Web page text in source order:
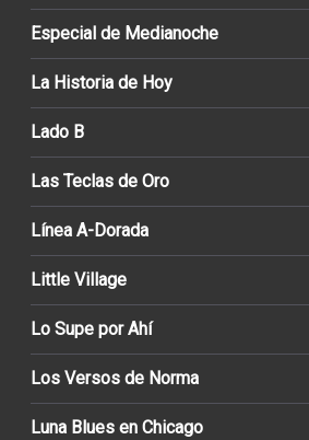
Especial de Medianoche
La Historia de Hoy
Lado B
Las Teclas de Oro
Línea A-Dorada
Little Village
Lo Supe por Ahí
Los Versos de Norma
Luna Blues en Chicago